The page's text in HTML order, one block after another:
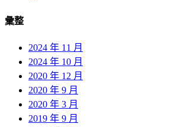
彙整
2024 年 11 月
2024 年 10 月
2020 年 12 月
2020 年 9 月
2020 年 3 月
2019 年 9 月